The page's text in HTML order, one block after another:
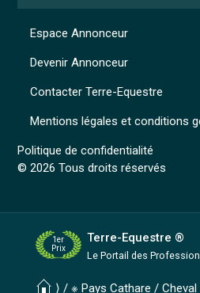
Mentions légales et conditions
Politique de confidentialité
© 2026 Tous droits réservés
Espace Annonceur
Devenir Annonceur
Contacter Terre-Equestre
1er
Prix
Terre-Equestre ®
Le Portail des
⟩ / ※ Pays Cathare /